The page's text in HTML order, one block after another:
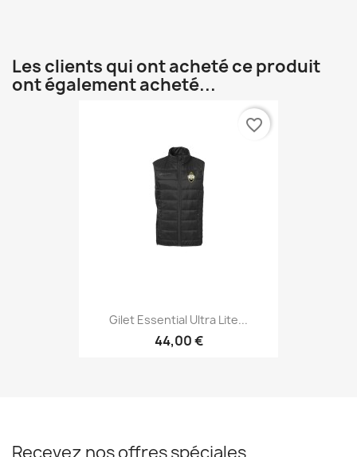
Les clients qui ont acheté ce produit
ont également acheté...
Gilet Essential Ultra Lite...
44,00 €
favorite_border